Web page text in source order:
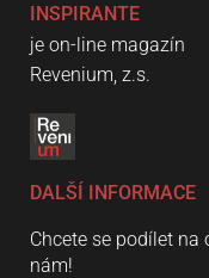
INSPIRANTE
je on-line magazín
Revenium, z.s.
DALŠÍ INFORMACE
Chcete se podílet na
nám!